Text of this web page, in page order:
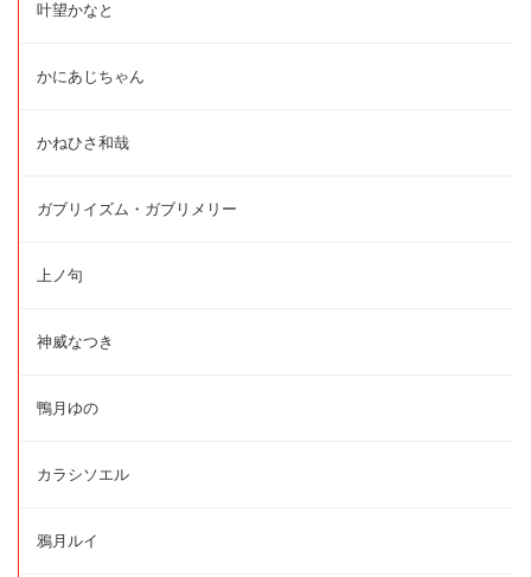
叶望かなと
かにあじちゃん
かねひさ和哉
ガブリイズム・ガブリメリー
上ノ句
神威なつき
鴨月ゆの
カラシソエル
鴉月ルイ